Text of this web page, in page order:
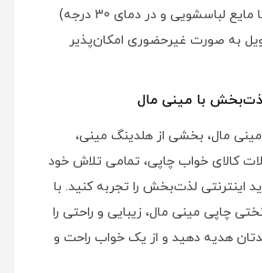
شستشو هستند (با مایع لباسشویی و در دمای 30 درجه)
به صورت غیرحضوری امکان‌پذیر
با مینی مال
مینی مال، بخشی از هلدینگ مینی،
کالای خواب چاپی، تمامی تلاش خود
اینترنتی لذت‌بخش را تجربه کنید. با
چاپی مینی مال، زیبایی و راحتی را
هدیه دهید و از یک خواب راحت و